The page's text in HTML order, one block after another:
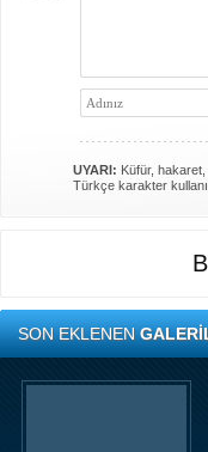
UYARI: Küfür,
Türkçe karakter
SON EKLENEN